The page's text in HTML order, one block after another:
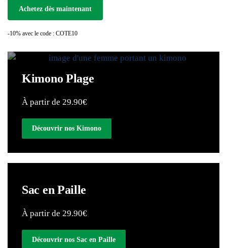
Achetez dès maintenant
-10% avec le code : COTE10
Kimono Plage
À partir de 29.90€
Découvrir nos Kimono
Sac en Paille
À partir de 29.90€
Découvrir nos Sac en Paille